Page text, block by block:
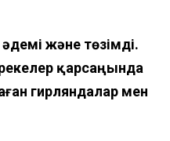
және төзімді.
қарсаңында
гирляндалар мен